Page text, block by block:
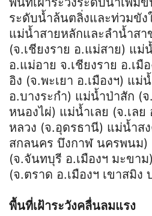
ระดับน้ำล้นตลิ่งและท่วมขั
แม่น้ำสายหลักและลำน้ำสา
(จ.เชียงราย อ.แม่สาย) แม่
อ.แม่อาย จ.เชียงราย อ.เมื
อิง (จ.พะเยา อ.เมืองฯ) แ
อ.บางระกำ) แม่น้ำป่าสัก (
หนองไผ่) แม่น้ำเลย (จ.เลย
หลวง (จ.อุดรธานี) แม่น้ำส
สกลนคร บึงกาฬ นครพนม
(จ.จันทบุรี อ.เมืองฯ มะขา
(จ.ตราด อ.เมืองฯ เขาสมิง
พื้นที่เฝ้าระวังคลื่นลมแรง